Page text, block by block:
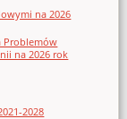
na 2026
Problemów
na 2026 rok
2028